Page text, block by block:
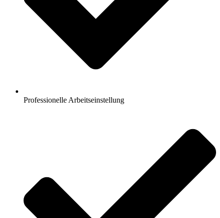
Professionelle Arbeitseinstellung